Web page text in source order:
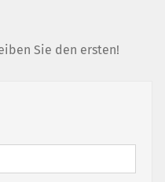
Sie den ersten!